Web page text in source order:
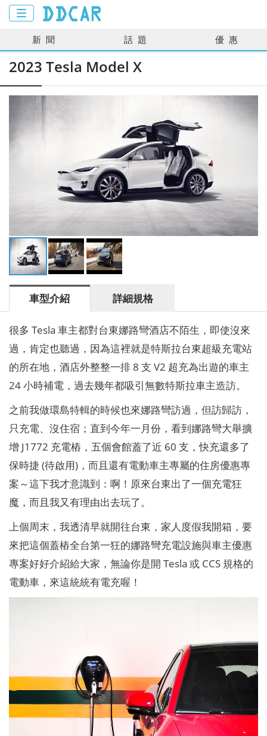
新聞 話題 優惠
2023 Tesla Model X
車型介紹 詳細規格
很多 Tesla 車主都對台東娜路彎酒店不陌生，即使沒來
過，肯定也聽過，因為這裡就是特斯拉台東超級充電站
的所在地，酒店外整整一排 8 支 V2 超充為出遊的車主
24 小時補電，過去幾年都吸引無數特斯拉車主造訪。
之前我做環島特輯的時候也來娜路彎訪過，但訪歸訪，
只充電、沒住宿；直到今年一月份，看到娜路彎大舉擴
增 J1772 充電樁，五個會館蓋了近 60 支，快充還多了
保時捷 (待啟用)，而且還有電動車主專屬的住房優惠專
案～這下我才意識到：啊！原來台東出了一個充電狂
魔，而且我又有理由出去玩了。
上個周末，我透清早就開往台東，家人度假我開箱，要
來把這個蓋樁全台第一狂的娜路彎充電設施與車主優惠
專案好好介紹給大家，無論你是開 Tesla 或 CCS 規格的
電動車，來這統統有電充喔！